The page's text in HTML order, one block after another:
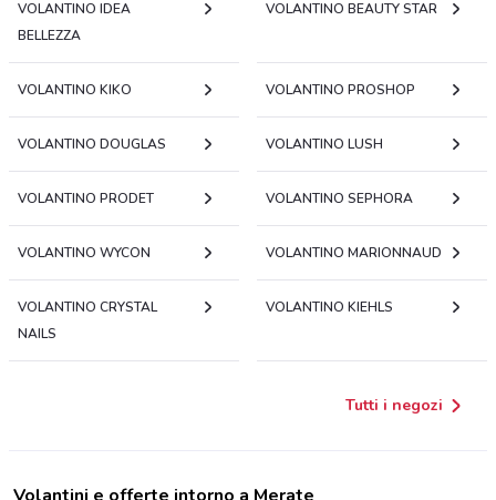
VOLANTINO IDEA
BELLEZZA
VOLANTINO BEAUTY STAR
VOLANTINO KIKO VOLANTINO PROSHOP
VOLANTINO DOUGLAS VOLANTINO LUSH
VOLANTINO PRODET VOLANTINO SEPHORA
VOLANTINO WYCON VOLANTINO MARIONNAUD
VOLANTINO CRYSTAL
NAILS
VOLANTINO KIEHLS
Tutti i negozi